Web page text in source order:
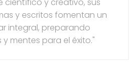
y escritos fomentan un
integral, preparando
y mentes para el éxito."